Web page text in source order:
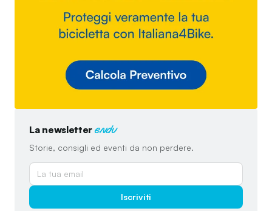
La newsletter endu
Storie, consigli ed eventi da non perdere.
Iscriviti